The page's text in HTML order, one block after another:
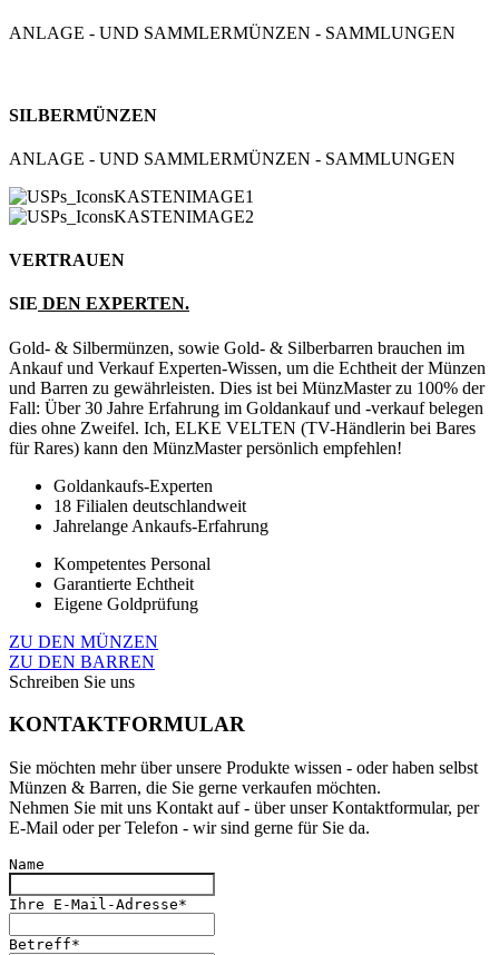
ANLAGE - UND SAMMLERMÜNZEN - SAMMLUNGEN
SILBERMÜNZEN
ANLAGE - UND SAMMLERMÜNZEN - SAMMLUNGEN
VERTRAUEN
SIE DEN EXPERTEN.
Gold- & Silbermünzen, sowie Gold- & Silberbarren brauchen im
Ankauf und Verkauf Experten-Wissen, um die Echtheit der Münzen
und Barren zu gewährleisten. Dies ist bei MünzMaster zu 100% der
Fall: Über 30 Jahre Erfahrung im Goldankauf und -verkauf belegen
dies ohne Zweifel. Ich, ELKE VELTEN (TV-Händlerin bei Bares
für Rares) kann den MünzMaster persönlich empfehlen!
Goldankaufs-Experten
18 Filialen deutschlandweit
Jahrelange Ankaufs-Erfahrung
Kompetentes Personal
Garantierte Echtheit
Eigene Goldprüfung
ZU DEN MÜNZEN
ZU DEN BARREN
Schreiben Sie uns
KONTAKTFORMULAR
Sie möchten mehr über unsere Produkte wissen - oder haben selbst
Münzen & Barren, die Sie gerne verkaufen möchten.
Nehmen Sie mit uns Kontakt auf - über unser Kontaktformular, per
E-Mail oder per Telefon - wir sind gerne für Sie da.
Name
Ihre E-Mail-Adresse*
Betreff*